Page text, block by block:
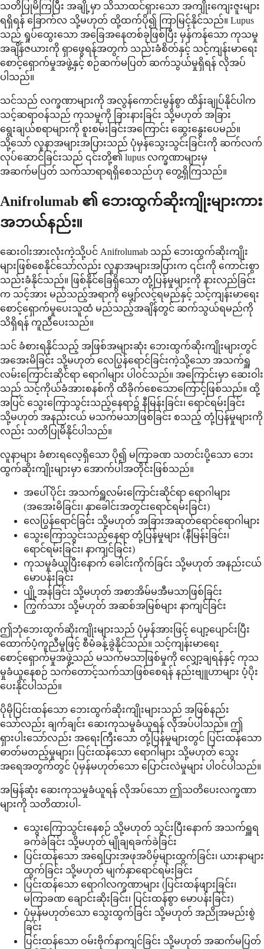
သတိပြုမိကြပြီး အချို့မှာ သိသာထင်ရှားသော အကျိုးကျေးဇူးများ
ရရှိရန် ခြောက်လ သို့မဟုတ် ထို့ထက်ပို၍ ကြာမြင့်နိုင်သည်။ Lupus
သည် ရှုပ်ထွေးသော အခြေအနေတစ်ခုဖြစ်ပြီး မှန်ကန်သော ကုသမှု
အချိန်ဇယားကို ရှာဖွေရန်အတွက် သည်းခံစိတ်နှင့် သင့်ကျန်းမာရေး
စောင့်ရှောက်မှုအဖွဲ့နှင့် စဉ်ဆက်မပြတ် ဆက်သွယ်မှုရှိရန် လိုအပ်
ပါသည်။
သင်သည် လက္ခဏာများကို အလွန်ကောင်းမွန်စွာ ထိန်းချုပ်နိုင်ပါက
သင့်ဆရာဝန်သည် ကုသမှုကို ခြားနားခြင်း သို့မဟုတ် အခြား
ရွေးချယ်စရာများကို စူးစမ်းခြင်းအကြောင်း ဆွေးနွေးပေမည်။
သို့သော် လူနာအများအပြားသည် ပုံမှန်သွေးသွင်းခြင်းကို ဆက်လက်
လုပ်ဆောင်ခြင်းသည် ၎င်းတို့၏ lupus လက္ခဏာများမှ
အဆက်မပြတ် သက်သာရာရရှိစေသည်ဟု တွေ့ရှိကြသည်။
Anifrolumab ၏ ဘေးထွက်ဆိုးကျိုးများကား
အဘယ်နည်း။
ဆေးဝါးအားလုံးကဲ့သို့ပင် Anifrolumab သည် ဘေးထွက်ဆိုးကျိုး
များဖြစ်စေနိုင်သော်လည်း လူနာအများအပြားက ၎င်းကို ကောင်းစွာ
သည်းခံနိုင်သည်။ ဖြစ်နိုင်ခြေရှိသော တုံ့ပြန်မှုများကို နားလည်ခြင်း
က သင့်အား မည်သည့်အရာကို မျှော်လင့်ရမည်နှင့် သင့်ကျန်းမာရေး
စောင့်ရှောက်မှုပေးသူထံ မည်သည့်အချိန်တွင် ဆက်သွယ်ရမည်ကို
သိရှိရန် ကူညီပေးသည်။
သင် ခံစားရနိုင်သည့် အဖြစ်အများဆုံး ဘေးထွက်ဆိုးကျိုးများတွင်
အအေးမိခြင်း သို့မဟုတ် လေပြွန်ရောင်ခြင်းကဲ့သို့သော အသက်ရှူ
လမ်းကြောင်းဆိုင်ရာ ရောဂါများ ပါဝင်သည်။ အကြောင်းမှာ ဆေးဝါး
သည် သင့်ကိုယ်ခံအားစနစ်ကို ထိခိုက်စေသောကြောင့်ဖြစ်သည်။ ထို့
အပြင် သွေးကြောသွင်းသည့်နေရာ၌ နီမြန်းခြင်း၊ ရောင်ရမ်းခြင်း
သို့မဟုတ် အနည်းငယ် မသက်မသာဖြစ်ခြင်း စသည့် တုံ့ပြန်မှုများကို
လည်း သတိပြုမိနိုင်ပါသည်။
လူနာများ ခံစားရလေ့ရှိသော ပို၍ မကြာခဏ သတင်းပို့သော ဘေး
ထွက်ဆိုးကျိုးများမှာ အောက်ပါအတိုင်းဖြစ်သည်။
အပေါ်ပိုင်း အသက်ရှူလမ်းကြောင်းဆိုင်ရာ ရောဂါများ
(အအေးမိခြင်း၊ နှာခေါင်းအတွင်းရောင်ရမ်းခြင်း)
လေပြွန်ရောင်ခြင်း သို့မဟုတ် အခြားအဆုတ်ရောင်ရောဂါများ
သွေးကြောသွင်းသည့်နေရာ တုံ့ပြန်မှုများ (နီမြန်းခြင်း၊
ရောင်ရမ်းခြင်း၊ နာကျင်ခြင်း)
ကုသမှုခံယူပြီးနောက် ခေါင်းကိုက်ခြင်း သို့မဟုတ် အနည်းငယ်
မောပန်းခြင်း
ပျို့အန်ခြင်း သို့မဟုတ် အစာအိမ်မအီမသာဖြစ်ခြင်း
ကြွက်သား သို့မဟုတ် အဆစ်အမြစ်များ နာကျင်ခြင်း
ဤဘုံဘေးထွက်ဆိုးကျိုးများသည် ပုံမှန်အားဖြင့် ပျော့ပျောင်းပြီး
ထောက်ပံ့ကူညီမှုဖြင့် စီမံခန့်ခွဲနိုင်သည်။ သင့်ကျန်းမာရေး
စောင့်ရှောက်မှုအဖွဲ့သည် မသက်မသာဖြစ်မှုကို လျှော့ချရန်နှင့် ကုသ
မှုခံယူနေစဉ် သက်တောင့်သက်သာဖြစ်စေရန် နည်းဗျူဟာများ ပံ့ပိုး
ပေးနိုင်ပါသည်။
ပိုမိုပြင်းထန်သော ဘေးထွက်ဆိုးကျိုးများသည် အဖြစ်နည်း
သော်လည်း ချက်ချင်း ဆေးကုသမှုခံယူရန် လိုအပ်ပါသည်။ ဤ
ရှားပါးသော်လည်း အရေးကြီးသော တုံ့ပြန်မှုများတွင် ပြင်းထန်သော
ဓာတ်မတည့်မှုများ၊ ပြင်းထန်သော ရောဂါများ သို့မဟုတ် သွေး
အရေအတွက်တွင် ပုံမှန်မဟုတ်သော ပြောင်းလဲမှုများ ပါဝင်ပါသည်။
အမြန်ဆုံး ဆေးကုသမှုခံယူရန် လိုအပ်သော ဤသတိပေးလက္ခဏာ
များကို သတိထားပါ-
သွေးကြောသွင်းနေစဉ် သို့မဟုတ် သွင်းပြီးနောက် အသက်ရှူရ
ခက်ခဲခြင်း သို့မဟုတ် မျိုချရခက်ခဲခြင်း
ပြင်းထန်သော အရေပြားအဖုအပိမ့်များထွက်ခြင်း၊ ယားနာများ
ထွက်ခြင်း သို့မဟုတ် မျက်နှာရောင်ရမ်းခြင်း
ပြင်းထန်သော ရောဂါလက္ခဏာများ (ပြင်းထန်ဖျားခြင်း၊
မကြာခဏ ချောင်းဆိုးခြင်း၊ ပြင်းထန်စွာ မောပန်းခြင်း)
ပုံမှန်မဟုတ်သော သွေးထွက်ခြင်း သို့မဟုတ် အညိုအမည်းစွဲ
ခြင်း
ပြင်းထန်သော ဝမ်းဗိုက်နာကျင်ခြင်း သို့မဟုတ် အဆက်မပြတ်